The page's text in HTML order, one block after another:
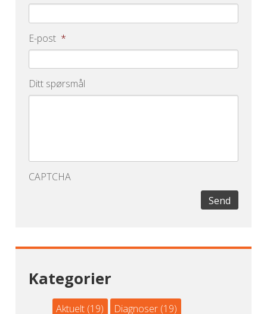
E-post *
Ditt spørsmål
CAPTCHA
Send
Kategorier
Aktuelt (19) Diagnoser (19)